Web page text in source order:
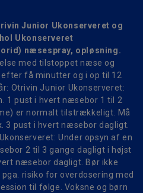
Junior Ukonserveret og
Ukonserveret
næsespray, opløsning.
med tilstoppet næse og
få minutter og i op til 12
Otrivin Junior Ukonserveret:
1 pust i hvert næsebor 1 til 2
er normalt tilstrækkeligt. Må
3 pust i hvert næsebor dagligt.
Under opsyn af en
2 til 3 gange dagligt i højst
næsebor dagligt. Bør ikke
risiko for overdosering med
til følge. Voksne og børn